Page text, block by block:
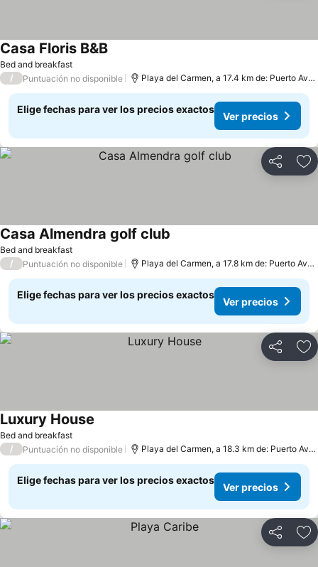
Bed and breakfast
Casa Floris B&B
/ Puntuación no disponible Playa del Carmen, a 17.4 km de: Puerto Aventuras
Elige fechas para ver los precios exactos
Ver precios
Compartir
Bed and breakfast
Casa Almendra golf club
/ Puntuación no disponible Playa del Carmen, a 17.8 km de: Puerto Aventuras
Elige fechas para ver los precios exactos
Ver precios
Compartir
Bed and breakfast
Luxury House
/ Puntuación no disponible Playa del Carmen, a 18.3 km de: Puerto Aventuras
Elige fechas para ver los precios exactos
Ver precios
Compartir